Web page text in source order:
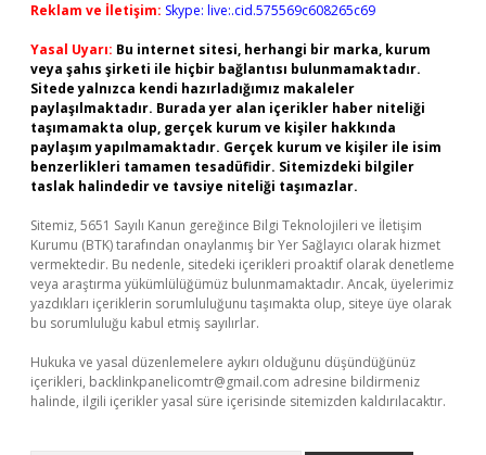
Reklam ve İletişim: Skype: live:.cid.575569c608265c69
Yasal Uyarı: Bu internet sitesi, herhangi bir marka, kurum
veya şahıs şirketi ile hiçbir bağlantısı bulunmamaktadır.
Sitede yalnızca kendi hazırladığımız makaleler
paylaşılmaktadır. Burada yer alan içerikler haber niteliği
taşımamakta olup, gerçek kurum ve kişiler hakkında
paylaşım yapılmamaktadır. Gerçek kurum ve kişiler ile isim
benzerlikleri tamamen tesadüfidir. Sitemizdeki bilgiler
taslak halindedir ve tavsiye niteliği taşımazlar.
Sitemiz, 5651 Sayılı Kanun gereğince Bilgi Teknolojileri ve İletişim
Kurumu (BTK) tarafından onaylanmış bir Yer Sağlayıcı olarak hizmet
vermektedir. Bu nedenle, sitedeki içerikleri proaktif olarak denetleme
veya araştırma yükümlülüğümüz bulunmamaktadır. Ancak, üyelerimiz
yazdıkları içeriklerin sorumluluğunu taşımakta olup, siteye üye olarak
bu sorumluluğu kabul etmiş sayılırlar.
Hukuka ve yasal düzenlemelere aykırı olduğunu düşündüğünüz
içerikleri, backlinkpanelicomtr@gmail.com adresine bildirmeniz
halinde, ilgili içerikler yasal süre içerisinde sitemizden kaldırılacaktır.